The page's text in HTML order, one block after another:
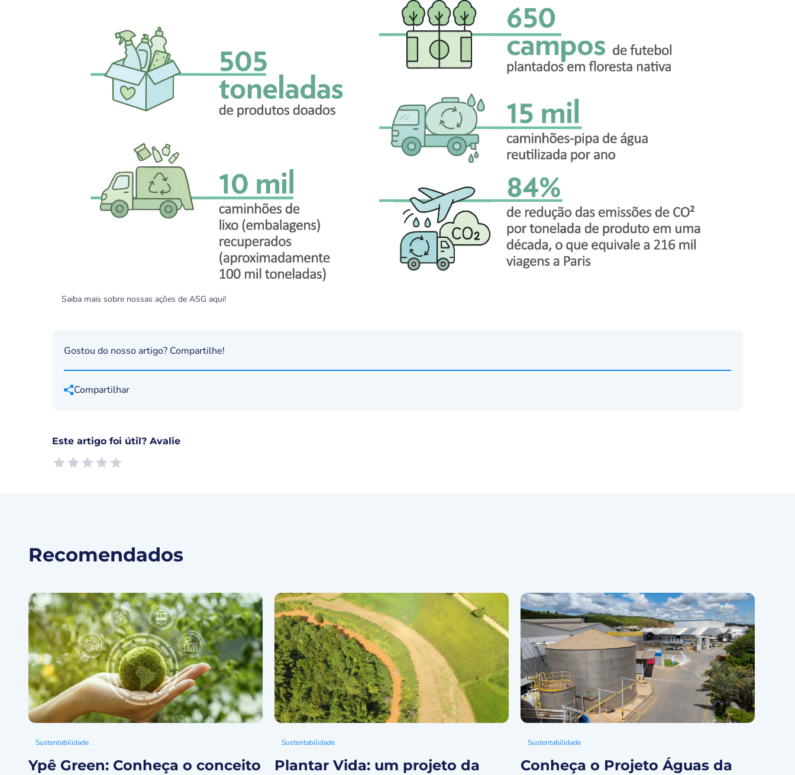
Saiba mais sobre nossas ações de ASG aqui!
Gostou do nosso artigo? Compartilhe!
Compartilhar
Este artigo foi útil? Avalie
Recomendados
Sustentabilidade
Ypê Green: Conheça o conceito
Sustentabilidade
Plantar Vida: um projeto da
Sustentabilidade
Conheça o Projeto Águas da